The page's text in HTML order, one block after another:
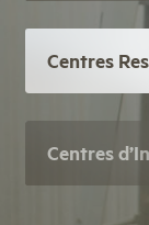
Centres
Centres